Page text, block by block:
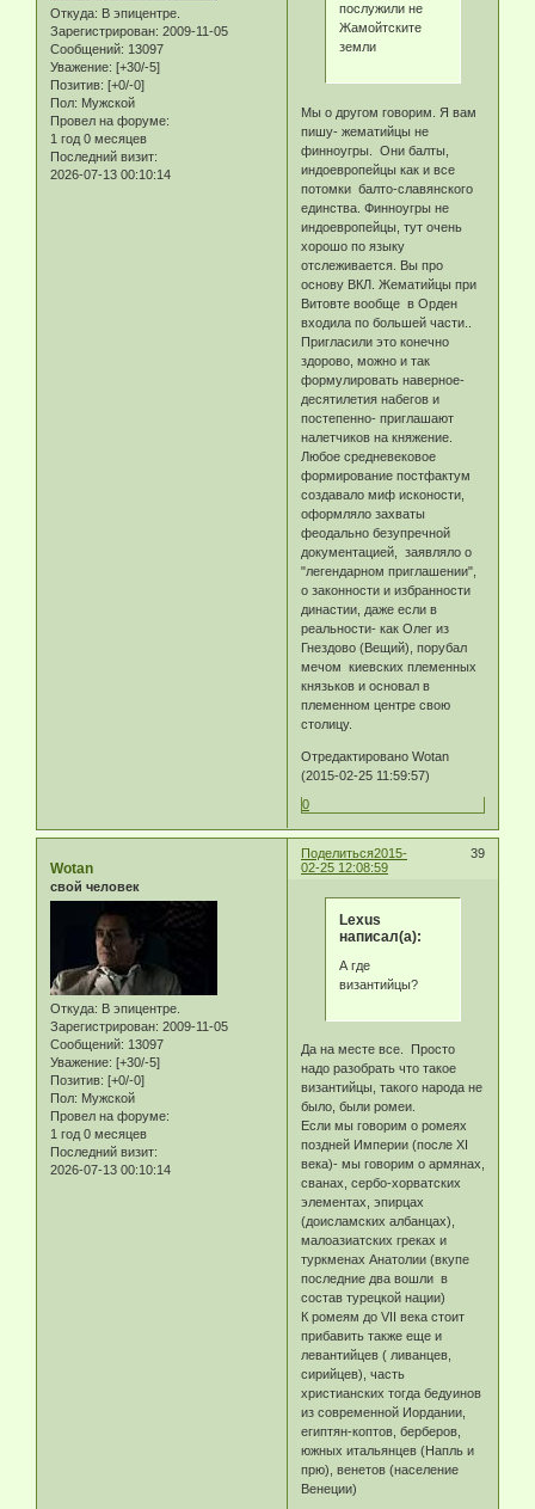
Откуда: В эпицентре.
Зарегистрирован: 2009-11-05
Сообщений: 13097
Уважение: [+30/-5]
Позитив: [+0/-0]
Пол: Мужской
Провел на форуме:
1 год 0 месяцев
Последний визит:
2026-07-13 00:10:14
послужили не
Жамойтските
земли
Мы о другом говорим. Я вам
пишу- жематийцы не
финноугры. Они балты,
индоевропейцы как и все
потомки балто-славянского
единства. Финноугры не
индоевропейцы, тут очень
хорошо по языку
отслеживается. Вы про
основу ВКЛ. Жематийцы при
Витовте вообще в Орден
входила по большей части..
Пригласили это конечно
здорово, можно и так
формулировать наверное-
десятилетия набегов и
постепенно- приглашают
налетчиков на княжение.
Любое средневековое
формирование постфактум
создавало миф исконости,
оформляло захваты
феодально безупречной
документацией, заявляло о
"легендарном приглашении",
о законности и избранности
династии, даже если в
реальности- как Олег из
Гнездово (Вещий), порубал
мечом киевских племенных
князьков и основал в
племенном центре свою
столицу.
Отредактировано Wotan
(2015-02-25 11:59:57)
0
Поделиться 39
2015-
02-25 12:08:59
Wotan
свой человек
Откуда: В эпицентре.
Зарегистрирован: 2009-11-05
Сообщений: 13097
Уважение: [+30/-5]
Позитив: [+0/-0]
Пол: Мужской
Провел на форуме:
1 год 0 месяцев
Последний визит:
2026-07-13 00:10:14
Lexus
написал(а):
А где
византийцы?
Да на месте все. Просто
надо разобрать что такое
византийцы, такого народа не
было, были ромеи.
Если мы говорим о ромеях
поздней Империи (после XI
века)- мы говорим о армянах,
сванах, сербо-хорватских
элементах, эпирцах
(доисламских албанцах),
малоазиатских греках и
туркменах Анатолии (вкупе
последние два вошли в
состав турецкой нации)
К ромеям до VII века стоит
прибавить также еще и
левантийцев ( ливанцев,
сирийцев), часть
христианских тогда бедуинов
из современной Иордании,
египтян-коптов, берберов,
южных итальянцев (Напль и
прю), венетов (население
Венеции)